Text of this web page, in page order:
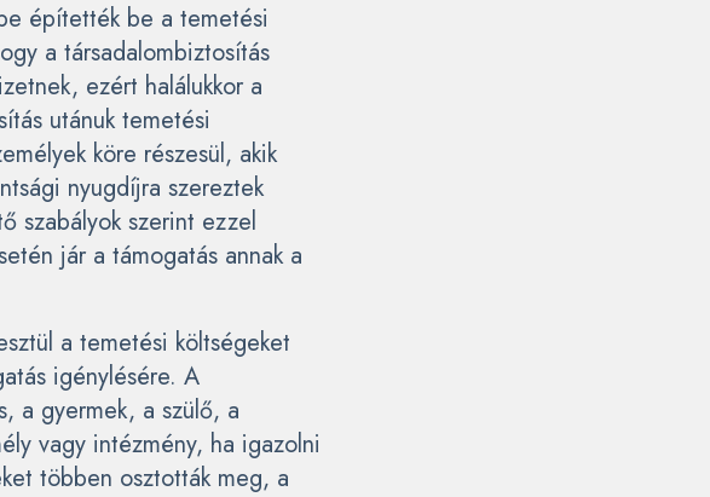
építették be a temetési
a társadalombiztosítás
ezért halálukkor a
utánuk temetési
köre részesül, akik
nyugdíjra szereztek
szabályok szerint ezzel
jár a támogatás annak a
a temetési költségeket
igénylésére. A
a gyermek, a szülő, a
vagy intézmény, ha igazolni
többen osztották meg, a